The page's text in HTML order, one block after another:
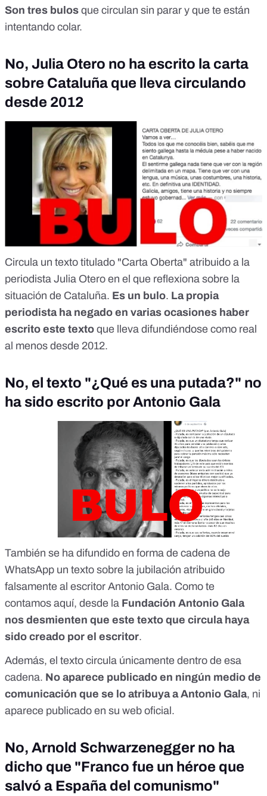
Son tres bulos que circulan sin parar y que te están
intentando colar.
No, Julia Otero no ha escrito la carta
sobre Cataluña que lleva circulando
desde 2012
Circula un texto titulado "Carta Oberta" atribuido a la
periodista Julia Otero en el que reflexiona sobre la
situación de Cataluña. Es un bulo. La propia
periodista ha negado en varias ocasiones haber
escrito este texto que lleva difundiéndose como real
al menos desde 2012.
No, el texto "¿Qué es una putada?" no
ha sido escrito por Antonio Gala
También se ha difundido en forma de cadena de
WhatsApp un texto sobre la jubilación atribuido
falsamente al escritor Antonio Gala. Como te
contamos aquí, desde la Fundación Antonio Gala
nos desmienten que este texto que circula haya
sido creado por el escritor.
Además, el texto circula únicamente dentro de esa
cadena. No aparece publicado en ningún medio de
comunicación que se lo atribuya a Antonio Gala, ni
aparece publicado en su web oficial .
No, Arnold Schwarzenegger no ha
dicho que "Franco fue un héroe que
salvó a España del comunismo"